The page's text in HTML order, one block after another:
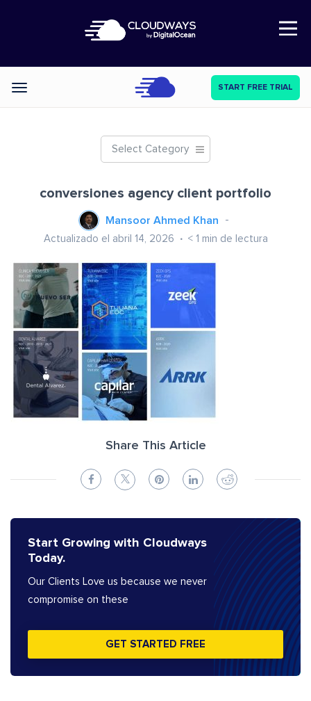
Open Nav
Categories START FREE TRIAL
Select Category
conversiones agency client portfolio
Mansoor Ahmed Khan
Actualizado el abril 14, 2026 < 1 min de lectura
Share This Article
Start Growing with Cloudways
Today.
Our Clients Love us because we never
compromise on these
GET STARTED FREE